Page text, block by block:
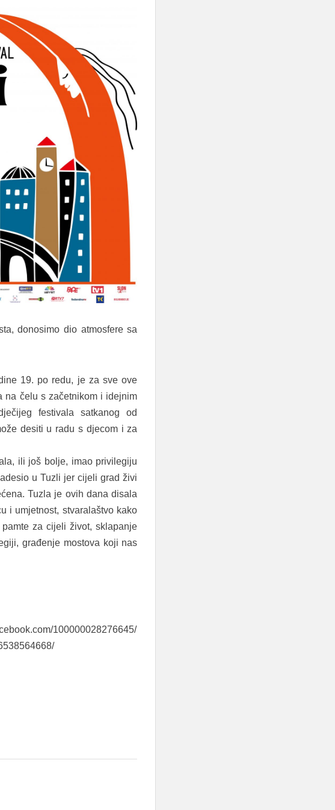
donosimo dio atmosfere sa
19. po redu, je za sve ove
na čelu s začetnikom i idejnim
festivala satkanog od
desiti u radu s djecom i za
ili još bolje, imao privilegiju
u Tuzli jer cijeli grad živi
Tuzla je ovih dana disala
i umjetnost, stvaralaštvo kako
za cijeli život, sklapanje
građenje mostova koji nas
100000028276645/